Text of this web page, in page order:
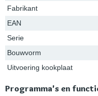
Fabrikant
EAN
Serie
Bouwvorm
Uitvoering kookplaat
Programma's en